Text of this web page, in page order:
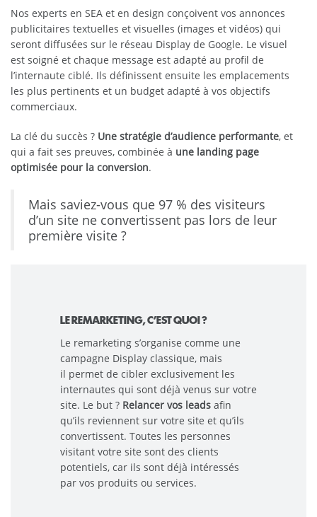
Nos experts en SEA et en design conçoivent vos annonces
publicitaires textuelles et visuelles (images et vidéos) qui
seront diffusées sur le réseau Display de Google. Le visuel
est soigné et chaque message est adapté au profil de
l’internaute ciblé. Ils définissent ensuite les emplacements
les plus pertinents et un budget adapté à vos objectifs
commerciaux.
La clé du succès ? Une stratégie d’audience performante, et
qui a fait ses preuves, combinée à une landing page
optimisée pour la conversion.
Mais saviez-vous que 97 % des visiteurs
d’un site ne convertissent pas lors de leur
première visite ?
LE REMARKETING, C’EST QUOI ?
Le remarketing s’organise comme une
campagne Display classique, mais
il permet de cibler exclusivement les
internautes qui sont déjà venus sur votre
site. Le but ? Relancer vos leads afin
qu’ils reviennent sur votre site et qu’ils
convertissent. Toutes les personnes
visitant votre site sont des clients
potentiels, car ils sont déjà intéressés
par vos produits ou services.